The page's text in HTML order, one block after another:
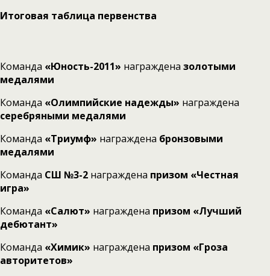
Итоговая таблица первенства
Команда «Юность-2011» награждена золотыми
медалями
Команда «Олимпийские надежды» награждена
серебряными медалями
Команда «Триумф» награждена бронзовыми
медалями
Команда СШ №3-2 награждена призом «Честная
игра»
Команда «Салют» награждена призом «Лучший
дебютант»
Команда «Химик» награждена призом «Гроза
авторитетов»